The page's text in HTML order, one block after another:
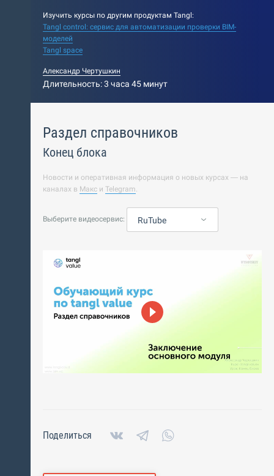
Изучить курсы по другим продуктам Tangl:
Tangl control: сервис для автоматизации проверки BIM-
моделей
Tangl space
Александр Чертушкин
Длительность: 3 часа 45 минут
Раздел справочников
Конец блока
Новости и оперативная информация о новых курсах — на
каналах в Макс и Telegram.
Выберите видеосервис: RuTube
Поделиться